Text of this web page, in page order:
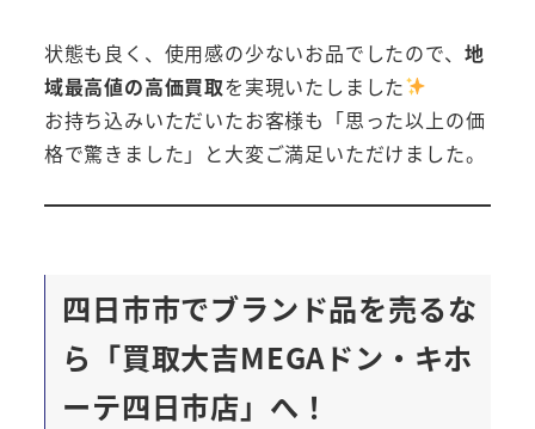
状態も良く、使用感の少ないお品でしたので、 地
域最高値の高価買取を実現いたしました
お持ち込みいただいたお客様も「思った以上の価
格で驚きました」と大変ご満足いただけました。
四日市市でブランド品を売るな
ら「買取大吉MEGAドン・キホ
ーテ四日市店」へ！